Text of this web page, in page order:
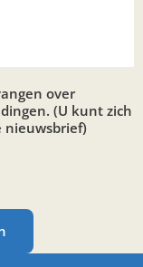
over
(U kunt zich
nieuwsbrief)